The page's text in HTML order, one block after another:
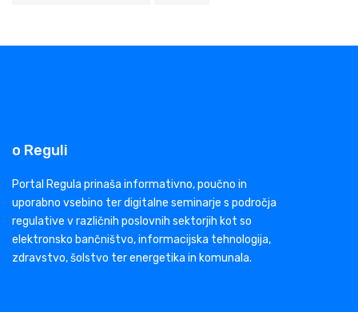
o Reguli
Portal Regula prinaša informativno, poučno in
uporabno vsebino ter digitalne seminarje s področja
regulative v različnih poslovnih sektorjih kot so
elektronsko bančništvo, informacijska tehnologija,
zdravstvo, šolstvo ter energetika in komunala.